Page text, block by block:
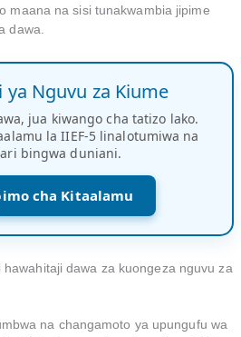
maana na sisi tunakwambia jipime
dawa.
ya Nguvu za Kiume
jua kiwango cha tatizo lako.
la IIEF-5 linalotumiwa na
bingwa duniani.
cha Kitaalamu
dawa za kuongeza nguvu za
na changamoto ya upungufu wa